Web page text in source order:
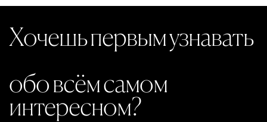
Хочешь первым узнавать
обо всём самом
интересном?